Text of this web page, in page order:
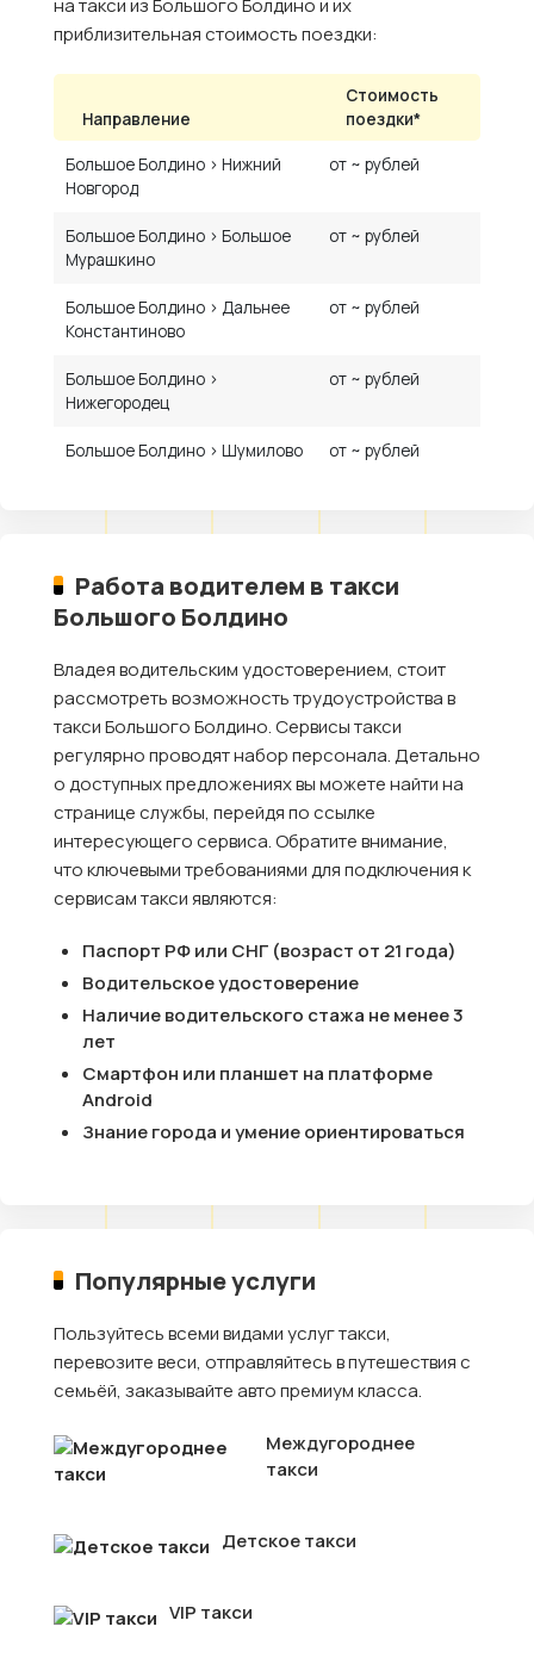
на такси из Большого Болдино и их
приблизительная стоимость поездки:
Направление
Стоимость
поездки*
Большое Болдино › Нижний
Новгород
от ~ рублей
Большое Болдино › Большое
Мурашкино
от ~ рублей
Большое Болдино › Дальнее
Константиново
от ~ рублей
Большое Болдино ›
Нижегородец
от ~ рублей
Большое Болдино › Шумилово от ~ рублей
Работа водителем в такси
Большого Болдино
Владея водительским удостоверением, стоит
рассмотреть возможность трудоустройства в
такси Большого Болдино. Сервисы такси
регулярно проводят набор персонала. Детально
о доступных предложениях вы можете найти на
странице службы, перейдя по ссылке
интересующего сервиса. Обратите внимание,
что ключевыми требованиями для подключения к
сервисам такси являются:
Паспорт РФ или СНГ (возраст от 21 года)
Водительское удостоверение
Наличие водительского стажа не менее 3
лет
Смартфон или планшет на платформе
Android
Знание города и умение ориентироваться
Популярные услуги
Пользуйтесь всеми видами услуг такси,
перевозите веси, отправляйтесь в путешествия с
семьёй, заказывайте авто премиум класса.
Междугороднее
такси
Детское такси
VIP такси